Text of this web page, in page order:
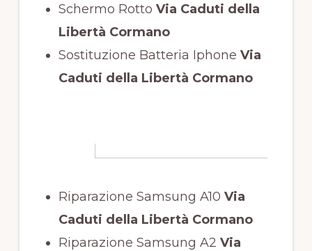
Schermo Rotto Via Caduti della
Libertà Cormano
Sostituzione Batteria Iphone Via
Caduti della Libertà Cormano
Riparazione Samsung A10 Via
Caduti della Libertà Cormano
Riparazione Samsung A2 Via